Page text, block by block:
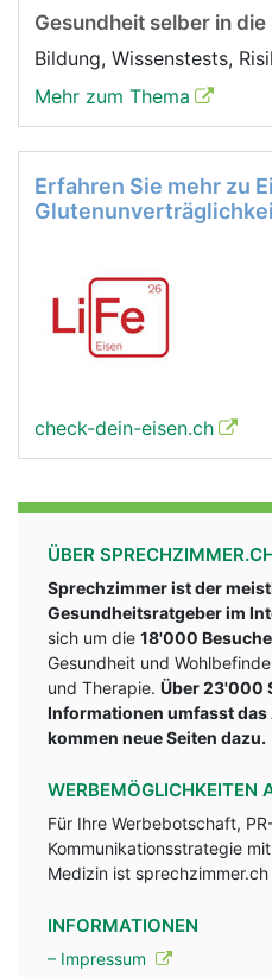
Gesundheit selber in
Bildung, Wissenstests,
Mehr zum Thema
Erfahren Sie mehr zu
check-dein-eisen.ch
ÜBER
Sprechzimmer ist der
Gesundheitsratgeber im
sich um die 18'000
Gesundheit und
und Therapie. Über 23'000
Informationen umfasst
kommen neue Seiten dazu.
WERBEMÖGLICHKEITEN
Für Ihre Werbebotschaft,
Kommunikationsstrategie
Medizin ist
INFORMATIONEN
– Impressum